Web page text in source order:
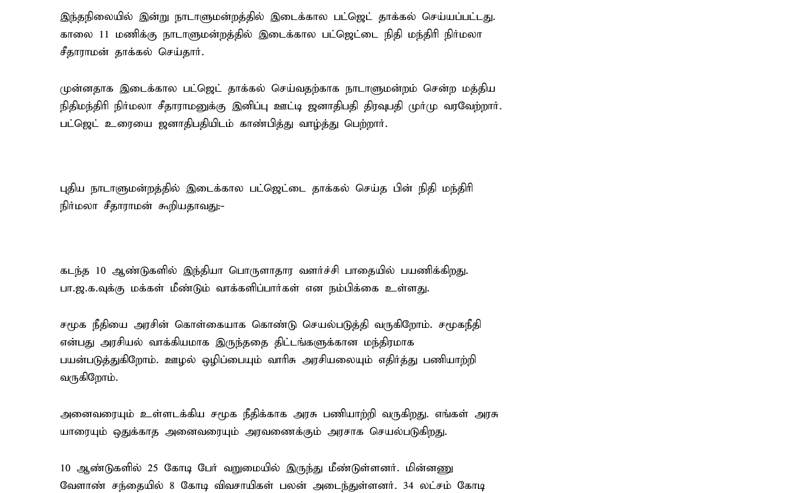
இந்தநிலையில் இன்று நாடாளுமன்றத்தில் இடைக்கால பட்ஜெட் தாக்கல் செய்யப்பட்டது.
காலை 11 மணிக்கு நாடாளுமன்றத்தில் இடைக்கால பட்ஜெட்டை நிதி மந்திரி நிர்மலா
சீதாராமன் தாக்கல் செய்தார்.
முன்னதாக இடைக்கால பட்ஜெட் தாக்கல் செய்வதற்காக நாடாளுமன்றம் சென்ற மத்திய
நிதிமந்திரி நிர்மலா சீதாராமனுக்கு இனிப்பு ஊட்டி ஜனாதிபதி திரவுபதி முர்மு வரவேற்றார்.
பட்ஜெட் உரையை ஜனாதிபதியிடம் காண்பித்து வாழ்த்து பெற்றார்.
புதிய நாடாளுமன்றத்தில் இடைக்கால பட்ஜெட்டை தாக்கல் செய்த பின் நிதி மந்திரி
நிர்மலா சீதாராமன் கூறியதாவது:-
கடந்த 10 ஆண்டுகளில் இந்தியா பொருளாதார வளர்ச்சி பாதையில் பயணிக்கிறது.
பா.ஜ.க.வுக்கு மக்கள் மீண்டும் வாக்களிப்பார்கள் என நம்பிக்கை உள்ளது.
சமூக நீதியை அரசின் கொள்கையாக கொண்டு செயல்படுத்தி வருகிறோம். சமூகநீதி
என்பது அரசியல் வாக்கியமாக இருந்ததை திட்டங்களுக்கான மந்திரமாக
பயன்படுத்துகிறோம். ஊழல் ஒழிப்பையும் வாரிசு அரசியலையும் எதிர்த்து பணியாற்றி
வருகிறோம்.
அனைவரையும் உள்ளடக்கிய சமூக நீதிக்காக அரசு பணியாற்றி வருகிறது. எங்கள் அரசு
யாரையும் ஒதுக்காத அனைவரையும் அரவணைக்கும் அரசாக செயல்படுகிறது.
10 ஆண்டுகளில் 25 கோடி பேர் வறுமையில் இருந்து மீண்டுள்ளனர். மின்னணு
வேளாண் சந்தையில் 8 கோடி விவசாயிகள் பலன் அடைந்துள்ளனர். 34 லட்சம் கோடி